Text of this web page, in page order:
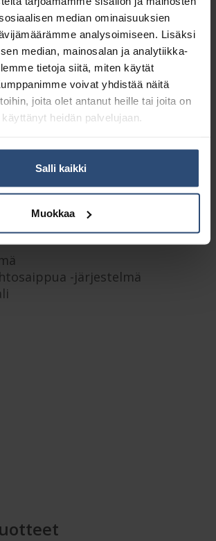
median ominaisuuksien
analysoimiseen. Lisäksi
median, mainosalan ja analytiikka-
tietoja siitä, miten käytät
voivat yhdistää näitä
joita olet antanut heille tai joita on
heidän palvelujaan.
Salli kaikki
Muokkaa
vaahtosaippualle
ratkaisu, n.
minkä vuoksi
on tavallista pidempi.
Kestävä muotoilu:
ympäristöihin.
-järjestelmä